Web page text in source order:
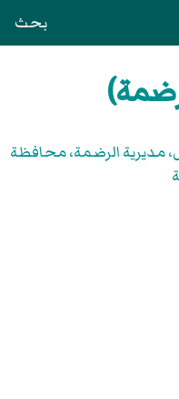
بحث
مديرية الرضمة، محافظة